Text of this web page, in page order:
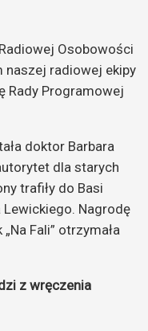
Osobowości
naszej radiowej ekipy
Rady Programowej
doktor Barbara
dla starych
trafiły do Basi
Lewickiego. Nagrodę
Fali” otrzymała
z wręczenia